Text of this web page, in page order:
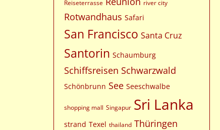
Reiseterrasse river city
Rotwandhaus Safari
San Francisco Santa Cruz
Santorin Schaumburg
Schiffsreisen Schwarzwald
Schönbrunn See Seeschwalbe
shopping mall Singapur Sri Lanka
strand Texel thailand Thüringen